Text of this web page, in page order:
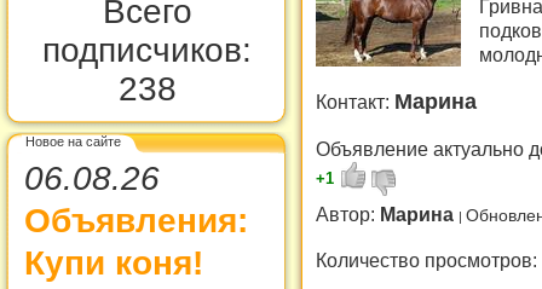
Всего
подписчиков:
238
Новое на сайте
06.08.26
Объявления:
Купи коня!
Контакт: Марина
Объявление актуально
+1
Автор: Марина
Количество просмотров: